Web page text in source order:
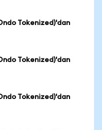
Tokenized)'dan
Tokenized)'dan
Tokenized)'dan